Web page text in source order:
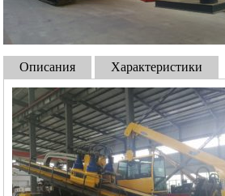
Описания Характеристики